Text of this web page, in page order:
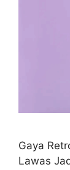
Gaya
Lawas